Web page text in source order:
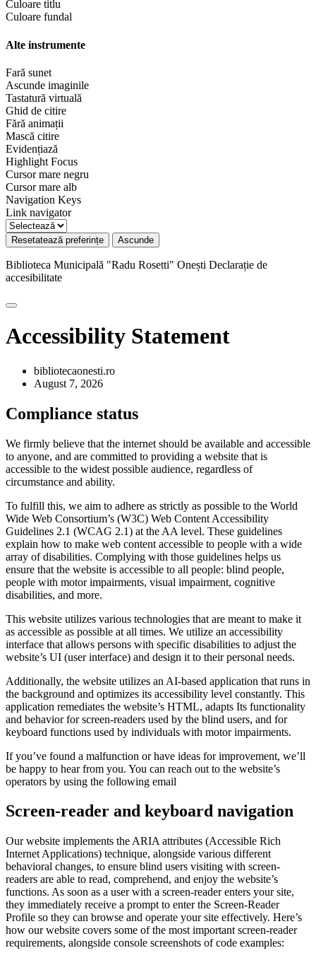
Culoare titlu
Culoare fundal
Alte instrumente
Fară sunet
Ascunde imaginile
Tastatură virtuală
Ghid de citire
Fără animații
Mască citire
Evidențiază
Highlight Focus
Cursor mare negru
Cursor mare alb
Navigation Keys
Link navigator
Resetatează preferințe Ascunde
Biblioteca Municipală "Radu Rosetti" Onești Declarație de
accesibilitate
Accessibility Statement
bibliotecaonesti.ro
August 7, 2026
Compliance status
We firmly believe that the internet should be available and accessible
to anyone, and are committed to providing a website that is
accessible to the widest possible audience, regardless of
circumstance and ability.
To fulfill this, we aim to adhere as strictly as possible to the World
Wide Web Consortium’s (W3C) Web Content Accessibility
Guidelines 2.1 (WCAG 2.1) at the AA level. These guidelines
explain how to make web content accessible to people with a wide
array of disabilities. Complying with those guidelines helps us
ensure that the website is accessible to all people: blind people,
people with motor impairments, visual impairment, cognitive
disabilities, and more.
This website utilizes various technologies that are meant to make it
as accessible as possible at all times. We utilize an accessibility
interface that allows persons with specific disabilities to adjust the
website’s UI (user interface) and design it to their personal needs.
Additionally, the website utilizes an AI-based application that runs in
the background and optimizes its accessibility level constantly. This
application remediates the website’s HTML, adapts Its functionality
and behavior for screen-readers used by the blind users, and for
keyboard functions used by individuals with motor impairments.
If you’ve found a malfunction or have ideas for improvement, we’ll
be happy to hear from you. You can reach out to the website’s
operators by using the following email
Screen-reader and keyboard navigation
Our website implements the ARIA attributes (Accessible Rich
Internet Applications) technique, alongside various different
behavioral changes, to ensure blind users visiting with screen-
readers are able to read, comprehend, and enjoy the website’s
functions. As soon as a user with a screen-reader enters your site,
they immediately receive a prompt to enter the Screen-Reader
Profile so they can browse and operate your site effectively. Here’s
how our website covers some of the most important screen-reader
requirements, alongside console screenshots of code examples: